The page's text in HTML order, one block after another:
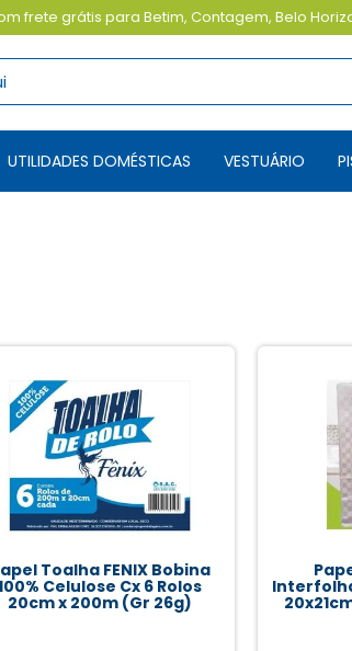
frete grátis para Betim, Contagem, Belo
UTILIDADES DOMÉSTICAS VESTUÁRIO
Toalha FENIX Bobina
Celulose Cx 6 Rolos
20cm x 200m (Gr 26g)